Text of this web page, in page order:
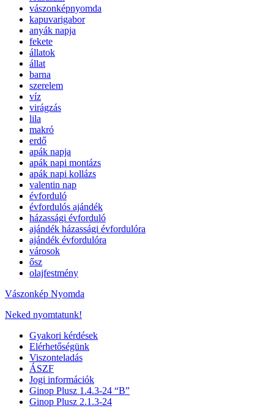
vászonképnyomda
kapuvarigabor
anyák napja
fekete
állatok
állat
barna
szerelem
víz
virágzás
lila
makró
erdő
apák napja
apák napi montázs
apák napi kollázs
valentin nap
évforduló
évfordulós ajándék
házassági évforduló
ajándék házassági évfordulóra
ajándék évfordulóra
városok
ősz
olajfestmény
Vászonkép Nyomda
Neked nyomtatunk!
Gyakori kérdések
Elérhetőségünk
Viszonteladás
ÁSZF
Jogi információk
Ginop Plusz 1.4.3-24 “B”
Ginop Plusz 2.1.3-24